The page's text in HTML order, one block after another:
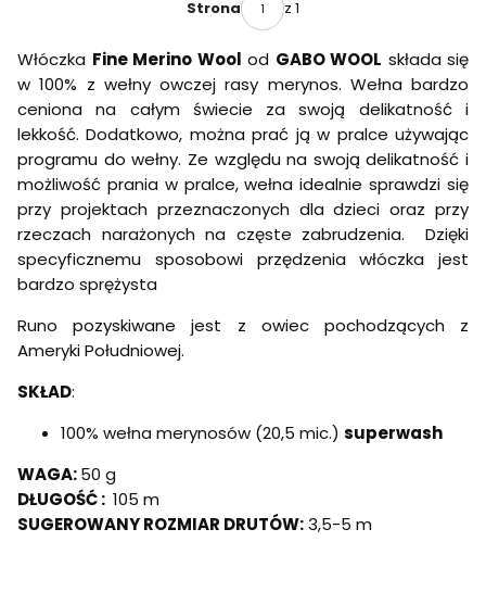
Strona z 1
Włóczka Fine Merino Wool od GABO WOOL składa się
w 100% z wełny owczej rasy merynos. Wełna bardzo
ceniona na całym świecie za swoją delikatność i
lekkość. Dodatkowo, można prać ją w pralce używając
programu do wełny. Ze względu na swoją delikatność i
możliwość prania w pralce, wełna idealnie sprawdzi się
przy projektach przeznaczonych dla dzieci oraz przy
rzeczach narażonych na częste zabrudzenia. Dzięki
specyficznemu sposobowi przędzenia włóczka jest
bardzo sprężysta
Runo pozyskiwane jest z owiec pochodzących z
Ameryki Południowej.
SKŁAD:
100% wełna merynosów (20,5 mic.) superwash
WAGA:50 g
DŁUGOŚĆ : 105 m
SUGEROWANY ROZMIAR DRUTÓW:3,5-5 m